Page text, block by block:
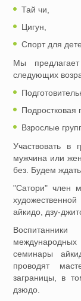
Тай чи,
Цигун,
Спорт для
Мы
следующих
Подростковая
Взрослые
Участвовать
мужчина или
без. Будем
"Сатори" член
айкидо, дзу-
семинары
проводят
заграницы, в
дзюдо.